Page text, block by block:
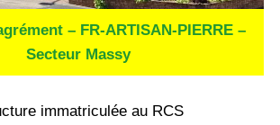
– FR-ARTISAN-PIERRE –
Secteur Massy
immatriculée au RCS